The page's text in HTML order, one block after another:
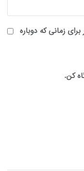
زمانی که دوباره
کن.